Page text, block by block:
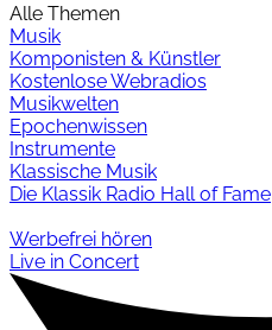
Alle Themen
Musik
Komponisten & Künstler
Kostenlose Webradios
Musikwelten
Epochenwissen
Instrumente
Klassische Musik
Die Klassik Radio Hall of Fame
Werbefrei hören
Live in Concert